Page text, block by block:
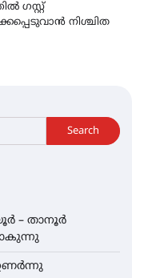
ഗസ്റ്റ്
നിശ്ചിത
Search
– താനൂർ
ഉണർന്നു